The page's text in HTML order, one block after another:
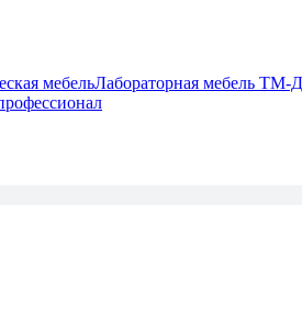
мебельЛабораторная мебель